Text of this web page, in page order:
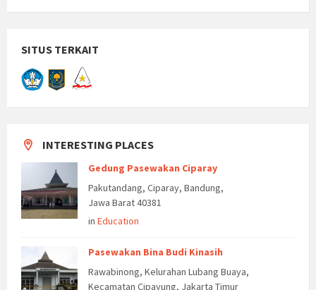
SITUS TERKAIT
INTERESTING PLACES
Gedung Pasewakan Ciparay
Pakutandang, Ciparay, Bandung,
Jawa Barat 40381
in Education
Pasewakan Bina Budi Kinasih
Rawabinong, Kelurahan Lubang Buaya,
Kecamatan Cipayung, Jakarta Timur